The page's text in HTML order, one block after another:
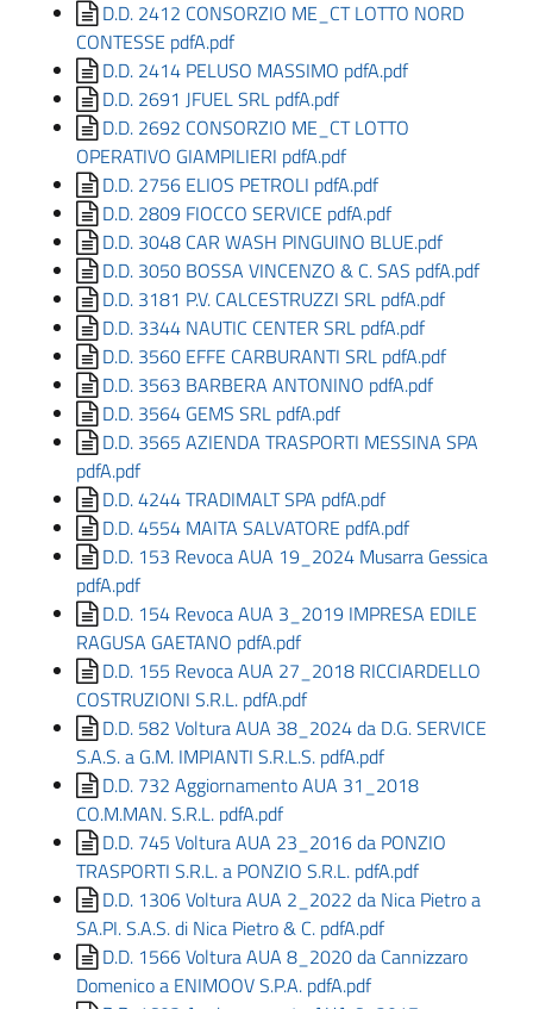
D.D. 2412 CONSORZIO ME_CT LOTTO NORD
CONTESSE pdfA.pdf
D.D. 2414 PELUSO MASSIMO pdfA.pdf
D.D. 2691 JFUEL SRL pdfA.pdf
D.D. 2692 CONSORZIO ME_CT LOTTO
OPERATIVO GIAMPILIERI pdfA.pdf
D.D. 2756 ELIOS PETROLI pdfA.pdf
D.D. 2809 FIOCCO SERVICE pdfA.pdf
D.D. 3048 CAR WASH PINGUINO BLUE.pdf
D.D. 3050 BOSSA VINCENZO & C. SAS pdfA.pdf
D.D. 3181 P.V. CALCESTRUZZI SRL pdfA.pdf
D.D. 3344 NAUTIC CENTER SRL pdfA.pdf
D.D. 3560 EFFE CARBURANTI SRL pdfA.pdf
D.D. 3563 BARBERA ANTONINO pdfA.pdf
D.D. 3564 GEMS SRL pdfA.pdf
D.D. 3565 AZIENDA TRASPORTI MESSINA SPA
pdfA.pdf
D.D. 4244 TRADIMALT SPA pdfA.pdf
D.D. 4554 MAITA SALVATORE pdfA.pdf
D.D. 153 Revoca AUA 19_2024 Musarra Gessica
pdfA.pdf
D.D. 154 Revoca AUA 3_2019 IMPRESA EDILE
RAGUSA GAETANO pdfA.pdf
D.D. 155 Revoca AUA 27_2018 RICCIARDELLO
COSTRUZIONI S.R.L. pdfA.pdf
D.D. 582 Voltura AUA 38_2024 da D.G. SERVICE
S.A.S. a G.M. IMPIANTI S.R.L.S. pdfA.pdf
D.D. 732 Aggiornamento AUA 31_2018
CO.M.MAN. S.R.L. pdfA.pdf
D.D. 745 Voltura AUA 23_2016 da PONZIO
TRASPORTI S.R.L. a PONZIO S.R.L. pdfA.pdf
D.D. 1306 Voltura AUA 2_2022 da Nica Pietro a
SA.PI. S.A.S. di Nica Pietro & C. pdfA.pdf
D.D. 1566 Voltura AUA 8_2020 da Cannizzaro
Domenico a ENIMOOV S.P.A. pdfA.pdf